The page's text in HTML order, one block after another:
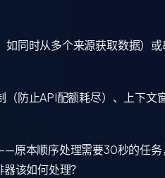
同时从多个来源获取数据）
防止API配额耗尽）、上下文
原本顺序处理需要30秒的任
该如何处理？